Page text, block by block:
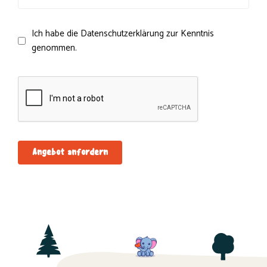
Ich habe die Datenschutzerklärung zur Kenntnis
genommen.
Angebot anfordern